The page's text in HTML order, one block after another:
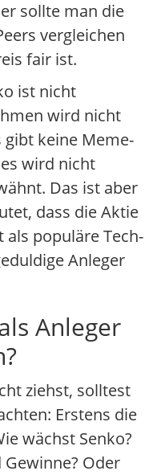
sollte man die
vergleichen
fair ist.
ist nicht
wird nicht
gibt keine Meme-
wird nicht
Das ist aber
dass die Aktie
populäre Tech-
Anleger
Anleger
ziehst, solltest
Erstens die
wächst Senko?
Oder